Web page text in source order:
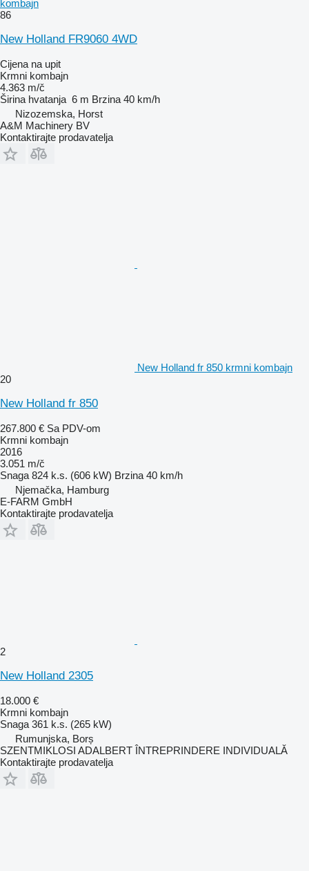
kombajn
86
New Holland FR9060 4WD
Cijena na upit
Krmni kombajn
4.363 m/č
Širina hvatanja 6 m Brzina 40 km/h
Nizozemska, Horst
A&M Machinery BV
Kontaktirajte prodavatelja
New Holland fr 850 krmni kombajn
20
New Holland fr 850
267.800 € Sa PDV-om
Krmni kombajn
2016
3.051 m/č
Snaga 824 k.s. (606 kW) Brzina 40 km/h
Njemačka, Hamburg
E-FARM GmbH
Kontaktirajte prodavatelja
2
New Holland 2305
18.000 €
Krmni kombajn
Snaga 361 k.s. (265 kW)
Rumunjska, Borș
SZENTMIKLOSI ADALBERT ÎNTREPRINDERE INDIVIDUALĂ
Kontaktirajte prodavatelja